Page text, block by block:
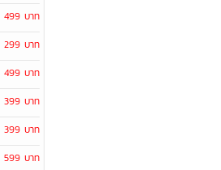
499 บาท
299 บาท
499 บาท
399 บาท
399 บาท
599 บาท